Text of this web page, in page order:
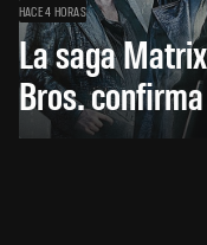
HACE 4 HORAS
La saga
Bros.